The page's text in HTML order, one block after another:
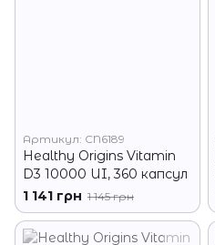
Артикул: CN6189
Healthy Origins Vitamin
D3 10000 UI, 360 капсул
1 141 грн 1 145 грн